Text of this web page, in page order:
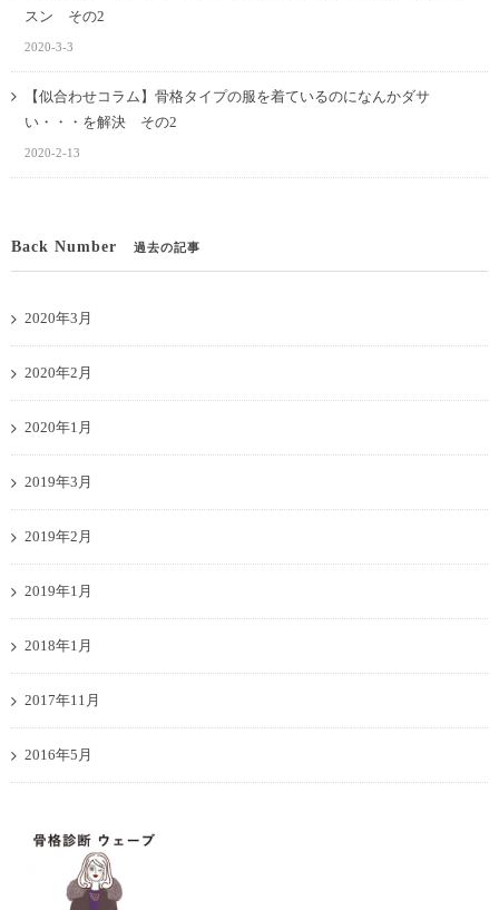
スン その2
2020-3-3
【似合わせコラム】骨格タイプの服を着ているのになんかダサ
い・・・を解決 その2
2020-2-13
Back Number 過去の記事
2020年3月
2020年2月
2020年1月
2019年3月
2019年2月
2019年1月
2018年1月
2017年11月
2016年5月